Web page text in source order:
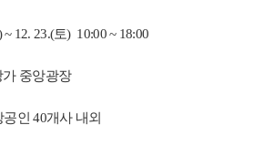
12. 23.(토) 10:00 ~ 18:00
중앙광장
인 40개사 내외